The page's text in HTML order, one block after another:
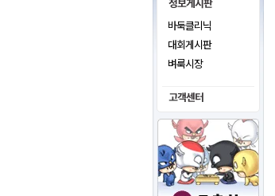
바둑클리닉
대회게시판
벼룩시장